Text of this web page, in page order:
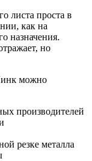
листа проста в
как на
назначения.
но
можно
производителей
резке металла